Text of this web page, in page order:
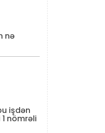
nə
işdən
nömrəli